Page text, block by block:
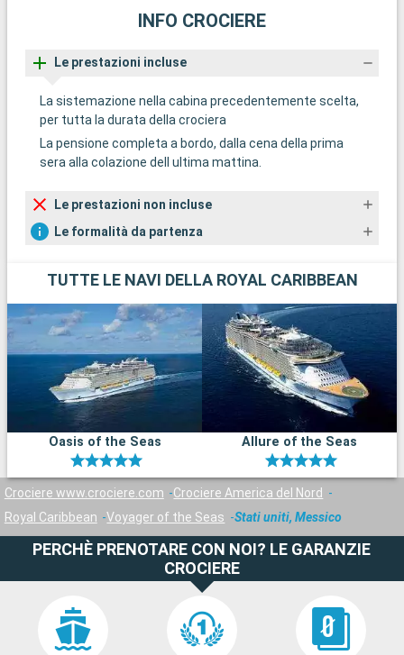
INFO CROCIERE
Le prestazioni incluse
La sistemazione nella cabina precedentemente scelta,
per tutta la durata della crociera
La pensione completa a bordo, dalla cena della prima
sera alla colazione dell ultima mattina.
Le prestazioni non incluse
Le formalità da partenza
TUTTE LE NAVI DELLA ROYAL CARIBBEAN
Oasis of the Seas Allure of the Seas
Crociere www.crociere.com
Crociere America del Nord
Royal Caribbean
Voyager of the Seas Stati uniti, Messico
PERCHÈ PRENOTARE CON NOI? LE GARANZIE
CROCIERE